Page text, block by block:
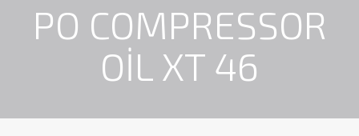
PO COMPRESSOR
OİL XT 46